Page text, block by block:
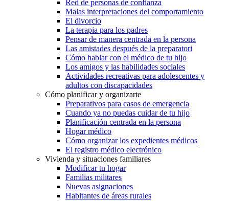
Red de personas de confianza
Malas interpretaciones del comportamiento
El divorcio
La terapia para los padres
Pensar de manera centrada en la persona
Las amistades después de la preparatori
Cómo hablar con el médico de tu hijo
Los amigos y las habilidades sociales
Actividades recreativas para adolescentes y
adultos con discapacidades
Cómo planificar y organizarte
Preparativos para casos de emergencia
Cuando ya no puedas cuidar de tu hijo
Planificación centrada en la persona
Hogar médico
Cómo organizar los expedientes médicos
El registro médico electrónico
Vivienda y situaciones familiares
Modificar tu hogar
Familias militares
Nuevas asignaciones
Habitantes de áreas rurales